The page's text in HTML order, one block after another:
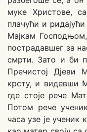
муке Христове,
плачући и
Мајкам
пострадавшег за
смрти. Зато и би
Пречистој Дјеви
крсту, и видевши
где стоје рече
Потом рече
часа узе је